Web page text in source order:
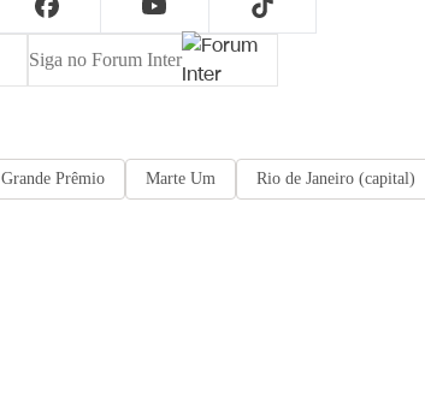
Siga no Forum Inter
Grande Prêmio Marte Um Rio de Janeiro (capital)